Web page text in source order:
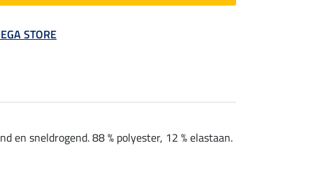
STORE
sneldrogend. 88 % polyester, 12 % elastaan.